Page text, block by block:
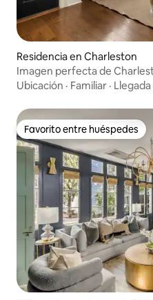
Residencia en Charleston
Imagen perfecta de
Ubicación · Familiar · Llegada
Favorito entre huéspedes
Favorito entre huéspedes